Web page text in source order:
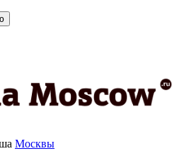
Москвы